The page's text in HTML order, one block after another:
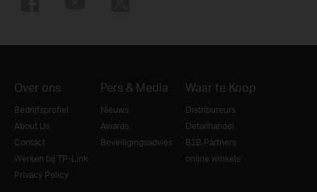
Over ons
Bedrijfsprofiel
About Us
Contact
Werken bij TP-Link
Privacy Policy
Pers & Media
Nieuws
Awards
Beveiligingsadvies
Waar te Koop
Distributeurs
Detailhandel
B2B Partners
online winkels